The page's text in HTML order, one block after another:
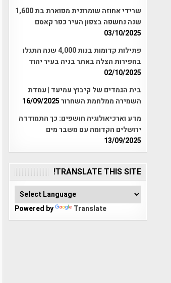
שרידי אחוזה שומרונית מפוארת בת 1,600
שנה נחשפה בצפון העיר כפר קאסם
03/10/2025
פתילות קדומות בנות 4,000 שנה התגלו
בחפירות הצלה באתר בניה בעיר יהוד
02/10/2025
בית הגמדים של קיבוץ עמיעד | עמדת
השמירה ממלחמת השחרור16/09/2025
מדע וארכיאולוגיה חושפים: כך התמודדה
ירושלים הקדומה עם משבר מים
13/09/2025
TRANSLATE THIS SITE!
Powered by Translate